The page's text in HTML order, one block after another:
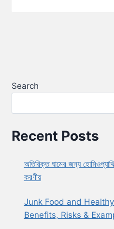
Search
Recent Posts
অতিরিক্ত ঘামের জন্য
করণীয়
Junk Food and
Benefits, Risks &